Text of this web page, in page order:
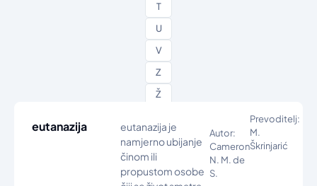
T
U
V
Z
Ž
eutanazija
eutanazija je
namjerno ubijanje
činom ili
propustom osobe
Autor:
Cameron
N. M. de
S.
Prevoditelj:
M.
Škrinjarić